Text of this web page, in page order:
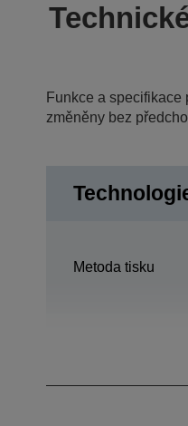
Funkce a specifikace
změněny bez
Metoda tisku